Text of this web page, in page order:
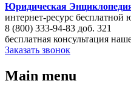
Юридическая
интернет-ресурс
8 (800) 333-94-83 доб. 321
бесплатная консультация
Заказать звонок
Main menu